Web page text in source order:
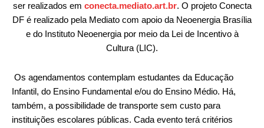
ser realizados em conecta.mediato.art.br. O projeto Conecta
DF é realizado pela Mediato com apoio da Neoenergia Brasília
e do Instituto Neoenergia por meio da Lei de Incentivo à
Cultura (LIC).
Os agendamentos contemplam estudantes da Educação
Infantil, do Ensino Fundamental e/ou do Ensino Médio. Há,
também, a possibilidade de transporte sem custo para
instituições escolares públicas. Cada evento terá critérios